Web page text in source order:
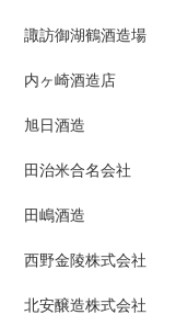
諏訪御湖鶴酒造場
内ヶ崎酒造店
旭日酒造
田治米合名会社
田嶋酒造
西野金陵株式会社
北安醸造株式会社